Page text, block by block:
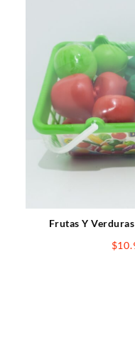
Frutas Y
$